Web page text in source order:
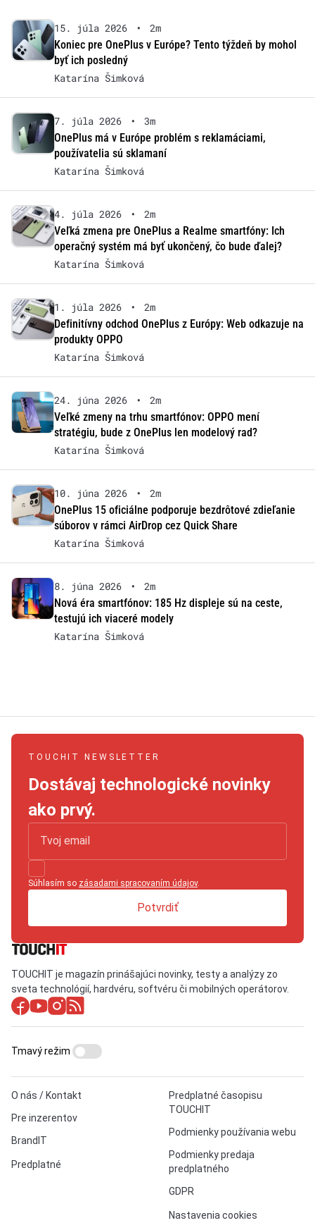
15. júla 2026 •
2m
Koniec pre OnePlus v Európe? Tento týždeň by mohol
byť ich posledný
Katarína Šimková
7. júla 2026 •
3m
OnePlus má v Európe problém s reklamáciami,
používatelia sú sklamaní
Katarína Šimková
4. júla 2026 •
2m
Veľká zmena pre OnePlus a Realme smartfóny: Ich
operačný systém má byť ukončený, čo bude ďalej?
Katarína Šimková
1. júla 2026 •
2m
Definitívny odchod OnePlus z Európy: Web odkazuje na
produkty OPPO
Katarína Šimková
24. júna 2026 •
2m
Veľké zmeny na trhu smartfónov: OPPO mení
stratégiu, bude z OnePlus len modelový rad?
Katarína Šimková
10. júna 2026 •
2m
OnePlus 15 oficiálne podporuje bezdrôtové zdieľanie
súborov v rámci AirDrop cez Quick Share
Katarína Šimková
8. júna 2026 •
2m
Nová éra smartfónov: 185 Hz displeje sú na ceste,
testujú ich viaceré modely
Katarína Šimková
TOUCHIT NEWSLETTER
Dostávaj technologické novinky
ako prvý.
Súhlasím so zásadami spracovaním údajov.
Potvrdiť
TOUCHIT je magazín prinášajúci novinky, testy a analýzy zo
sveta technológií, hardvéru, softvéru či mobilných operátorov.
O nás / Kontakt
Pre inzerentov
BrandIT
Predplatné
Predplatné časopisu
TOUCHIT
Podmienky používania webu
Podmienky predaja
predplatného
GDPR
Nastavenia cookies
Tmavý režim